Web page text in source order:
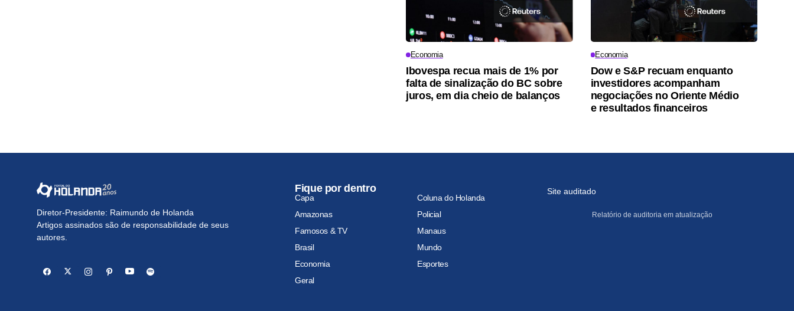
Economia
Ibovespa recua mais de 1% por
falta de sinalização do BC sobre
juros, em dia cheio de balanços
Economia
Dow e S&P recuam enquanto
investidores acompanham
negociações no Oriente Médio
e resultados financeiros
Diretor-Presidente: Raimundo de Holanda
Artigos assinados são de responsabilidade de seus
autores.
Fique por dentro
Capa
Coluna do Holanda
Amazonas
Policial
Famosos & TV
Manaus
Brasil
Mundo
Economia
Esportes
Geral
Site auditado
Relatório de auditoria em atualização